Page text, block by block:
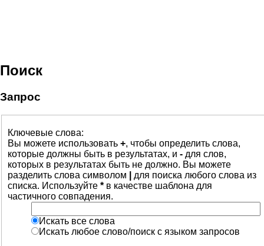
Поиск
Запрос
Ключевые слова:
Вы можете использовать +, чтобы определить слова,
которые должны быть в результатах, и - для слов,
которых в результатах быть не должно. Вы можете
разделить слова символом
для поиска любого слова из
списка. Используйте * в качестве шаблона для
частичного совпадения.
Искать все слова
Искать любое слово/поиск с языком запросов